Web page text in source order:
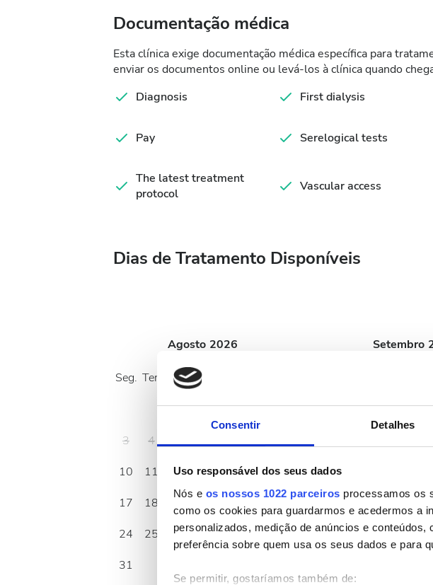
Consentir Detalhes
Uso responsável dos seus dados
Nós e os nossos 1022 parceiros processamos os
como os cookies para guardarmos e acedermos a
personalizados, medição de anúncios e
preferência sobre quem usa os seus dados e para
Se permitir, gostaríamos também de:
Documentação médica
Esta clínica exige documentação médica específica para
enviar os documentos online ou levá-los à clínica quando
Diagnosis
First dialysis
Pay Serelogical tests
The latest treatment
protocol
Vascular access
Dias de Tratamento Disponíveis
Agosto 2026
Seg. Ter. Qua. Qui.
1
2
3
4 5 6 7 8
9
10
11 12 13 14 15
16
17
18
24
25 26 27 28 29
30
31
Setembro
1 2 3
14
21
28
29 30